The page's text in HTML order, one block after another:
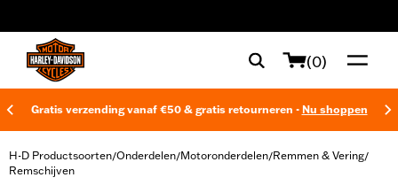
(0)
Gratis verzending vanaf €50 & gratis retourneren - Nu shoppen
H-D Productsoorten/Onderdelen/Motoronderdelen/Remmen & Vering/
Remschijven